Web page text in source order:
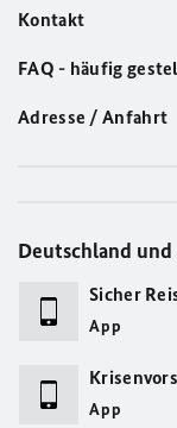
Kontakt
FAQ - häufig
Adresse / Anfahrt
Deutschland
Sicher
App
App